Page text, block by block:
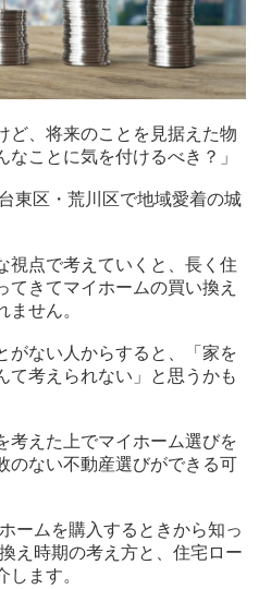
ど、将来のことを見据えた物
ことに気を付けるべき？」
東区・荒川区で地域愛着の城
視点で考えていくと、長く住
てきてマイホームの買い換え
せん。
がない人からすると、「家を
て考えられない」と思うかも
考えた上でマイホーム選びを
のない不動産選びができる可
ームを購入するときから知っ
え時期の考え方と、住宅ロー
ます。